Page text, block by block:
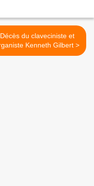
Décès du claveciniste et
organiste Kenneth Gilbert >